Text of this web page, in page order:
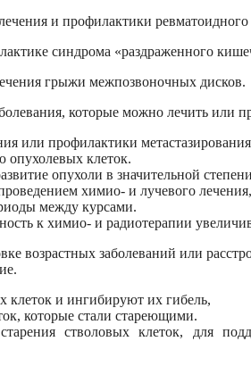
и профилактики ревматоидного
синдрома «раздраженного
грыжи межпозвоночных дисков.
которые можно лечить или
или профилактики
клеток.
опухоли в значительной
химио- и лучевого лечения,
между курсами.
к химио- и радиотерапии
возрастных заболеваний или
клеток и ингибируют их гибель,
которые стали стареющими.
стволовых клеток, для